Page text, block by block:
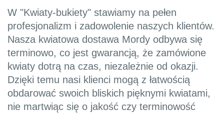
W "Kwiaty-bukiety" stawiamy na pełen
profesjonalizm i zadowolenie naszych klientów.
Nasza kwiatowa dostawa Mordy odbywa się
terminowo, co jest gwarancją, że zamówione
kwiaty dotrą na czas, niezależnie od okazji.
Dzięki temu nasi klienci mogą z łatwością
obdarować swoich bliskich pięknymi kwiatami,
nie martwiąc się o jakość czy terminowość